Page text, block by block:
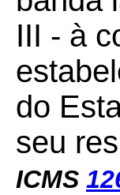
III - à
do
seu
ICMS